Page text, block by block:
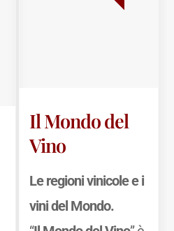
Il Mondo del
Vino
Le regioni vinicole e i
vini del Mondo.